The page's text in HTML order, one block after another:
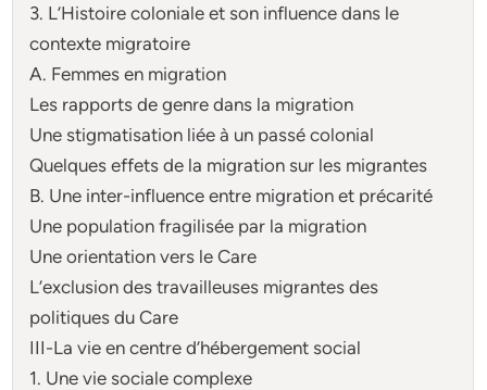
3. L’Histoire coloniale et son influence dans le
contexte migratoire
A. Femmes en migration
Les rapports de genre dans la migration
Une stigmatisation liée à un passé colonial
Quelques effets de la migration sur les migrantes
B. Une inter-influence entre migration et précarité
Une population fragilisée par la migration
Une orientation vers le Care
L’exclusion des travailleuses migrantes des
politiques du Care
III-La vie en centre d’hébergement social
1. Une vie sociale complexe